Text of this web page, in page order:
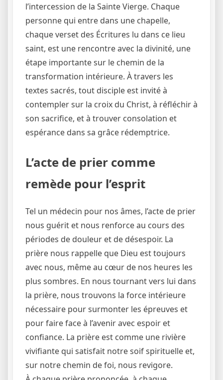
l’intercession de la Sainte Vierge. Chaque
personne qui entre dans une chapelle,
chaque verset des Écritures lu dans ce lieu
saint, est une rencontre avec la divinité, une
étape importante sur le chemin de la
transformation intérieure. À travers les
textes sacrés, tout disciple est invité à
contempler sur la croix du Christ, à réfléchir à
son sacrifice, et à trouver consolation et
espérance dans sa grâce rédemptrice.
L’acte de prier comme
remède pour l’esprit
Tel un médecin pour nos âmes, l’acte de prier
nous guérit et nous renforce au cours des
périodes de douleur et de désespoir. La
prière nous rappelle que Dieu est toujours
avec nous, même au cœur de nos heures les
plus sombres. En nous tournant vers lui dans
la prière, nous trouvons la force intérieure
nécessaire pour surmonter les épreuves et
pour faire face à l’avenir avec espoir et
confiance. La prière est comme une rivière
vivifiante qui satisfait notre soif spirituelle et,
sur notre chemin de foi, nous revigore.